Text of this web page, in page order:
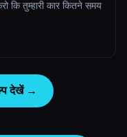
कि तुम्हारी कार कितने समय
देखें →